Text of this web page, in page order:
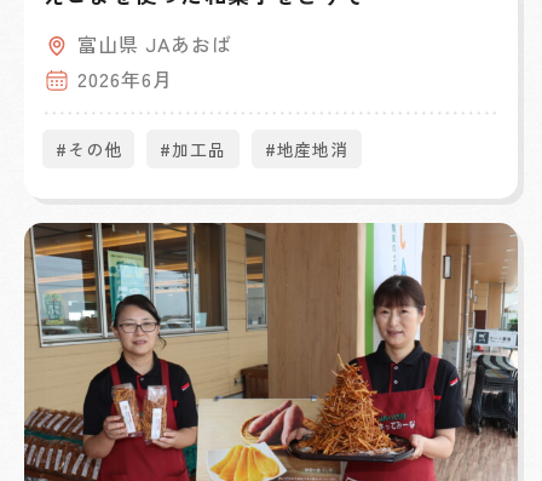
富山県 JAあおば
2026年6月
#その他 #加工品 #地産地消